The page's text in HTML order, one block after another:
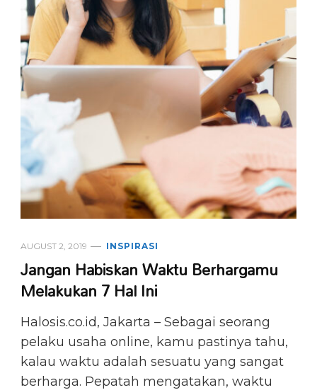
AUGUST 2, 2019 INSPIRASI
Jangan Habiskan Waktu Berhargamu
Melakukan 7 Hal Ini
Halosis.co.id, Jakarta – Sebagai seorang
pelaku usaha online, kamu pastinya tahu,
kalau waktu adalah sesuatu yang sangat
berharga. Pepatah mengatakan, waktu